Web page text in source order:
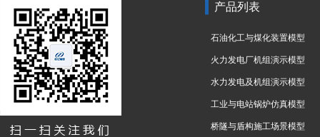
产品列表
石油化工与煤化装置模型
火力发电厂机组演示模型
水力发电及机组演示模型
工业与电站锅炉仿真模型
桥隧与盾构施工场景模型